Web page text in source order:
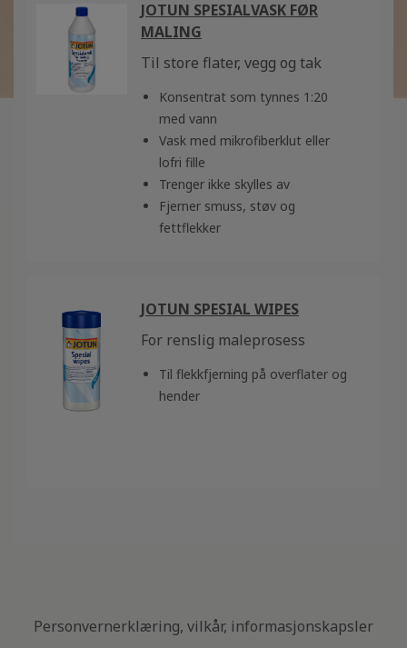
JOTUN SPESIALVASK FØR
MALING
Til store flater, vegg og tak
Konsentrat som tynnes 1:20
med vann
Vask med mikrofiberklut eller
lofri fille
Trenger ikke skylles av
Fjerner smuss, støv og
fettflekker
JOTUN SPESIAL WIPES
For renslig maleprosess
Til flekkfjerning på overflater og
hender
Personvernerklæring, vilkår, informasjonskapsler